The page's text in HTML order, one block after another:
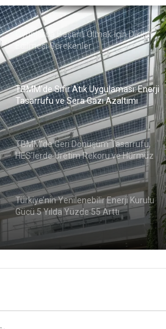
Oyunlarda Başarılı Olmak İçin Dikkat
Edilmesi Gerekenler
TBMM’de Sıfır Atık Uygulaması: Enerji
Tasarrufu ve Sera Gazı Azaltımı
TBMM’de Geri Dönüşüm Tasarrufu,
HES’lerde Üretim Rekoru ve Hürmüz
Krizi
Türkiye’nin Yenilenebilir Enerji Kurulu
Gücü 5 Yılda Yüzde 55 Arttı
HES’lerde Üretim Rekoru
Türkiye’nin Yenilenebilir Enerji Kurulu